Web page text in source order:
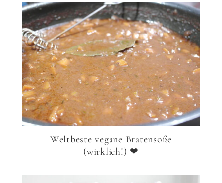
Weltbeste vegane Bratensoße
(wirklich!) ❤